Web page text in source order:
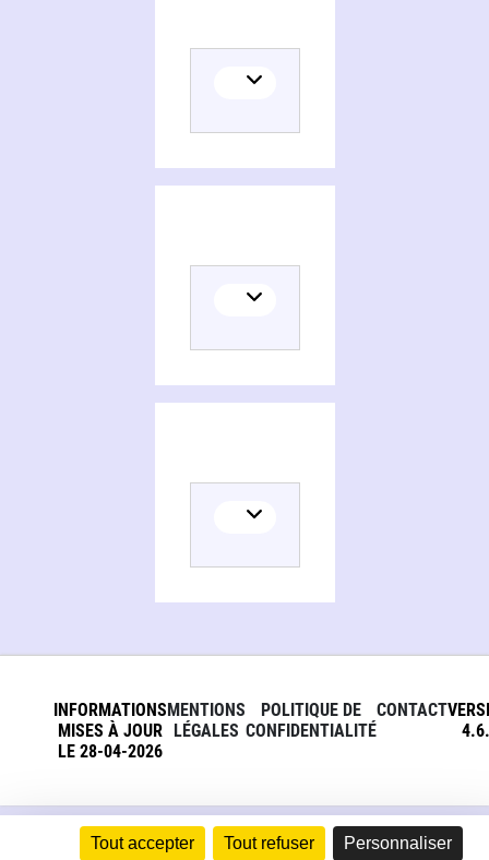
Tout accepter Tout refuser Personnaliser
INFORMATIONS
MISES À JOUR
LE 28-04-2026
MENTIONS
LÉGALES
POLITIQUE DE
CONFIDENTIALITÉ
CONTACT